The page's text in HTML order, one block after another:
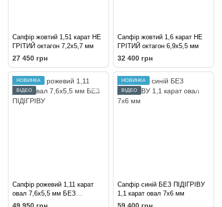
Сапфір жовтий 1,51 карат НЕ
ГРІТИЙ октагон 7,2х5,7 мм
27 450 грн
Сапфір жовтий 1,6 карат НЕ
ГРІТИЙ октагон 6,9х5,5 мм
32 400 грн
НОВИНКА
ВІДЕО
Сапфір рожевий 1,11 карат
овал 7,6х5,5 мм БЕЗ
ПІДІГРІВУ
НОВИНКА
ВІДЕО
Сапфір синій БЕЗ ПІДІГРІВУ
1,1 карат овал 7х6 мм